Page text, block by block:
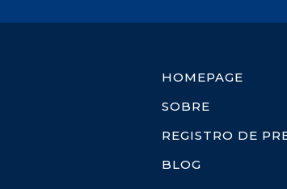
HOMEPAGE
SOBRE
REGISTRO DE
BLOG